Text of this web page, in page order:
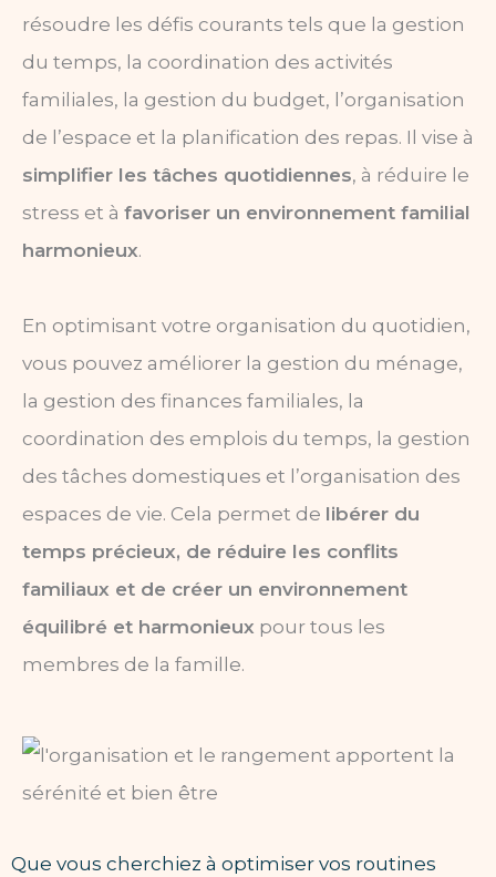
résoudre les défis courants tels que la gestion
du temps, la coordination des activités
familiales, la gestion du budget, l’organisation
de l’espace et la planification des repas. Il vise à
simplifier les tâches quotidiennes, à réduire le
stress et à favoriser un environnement familial
harmonieux.
En optimisant votre organisation du quotidien,
vous pouvez améliorer la gestion du ménage,
la gestion des finances familiales, la
coordination des emplois du temps, la gestion
des tâches domestiques et l’organisation des
espaces de vie. Cela permet de libérer du
temps précieux, de réduire les conflits
familiaux et de créer un environnement
équilibré et harmonieux pour tous les
membres de la famille.
Que vous cherchiez à optimiser vos routines